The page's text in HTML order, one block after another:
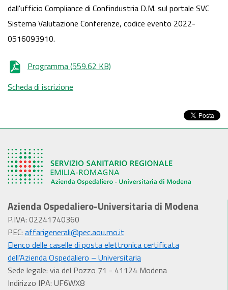
dall'ufficio Compliance di Confindustria D.M. sul portale SVC
Sistema Valutazione Conferenze, codice evento 2022-
0516093910.
Programma(559.62 KB)
Scheda di iscrizione
Azienda Ospedaliero-Universitaria di Modena
P.IVA: 02241740360
PEC: affarigenerali@pec.aou.mo.it
Elenco delle caselle di posta elettronica certificata
dell’Azienda Ospedaliero – Universitaria
Sede legale: via del Pozzo 71 - 41124 Modena
Indirizzo IPA: UF6WX8